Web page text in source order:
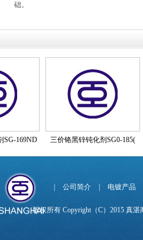
础。
169ND 三价铬黑锌钝化剂SG0-185(
公司简介 电镀产品
版权所有 Copyright（C）2015 真